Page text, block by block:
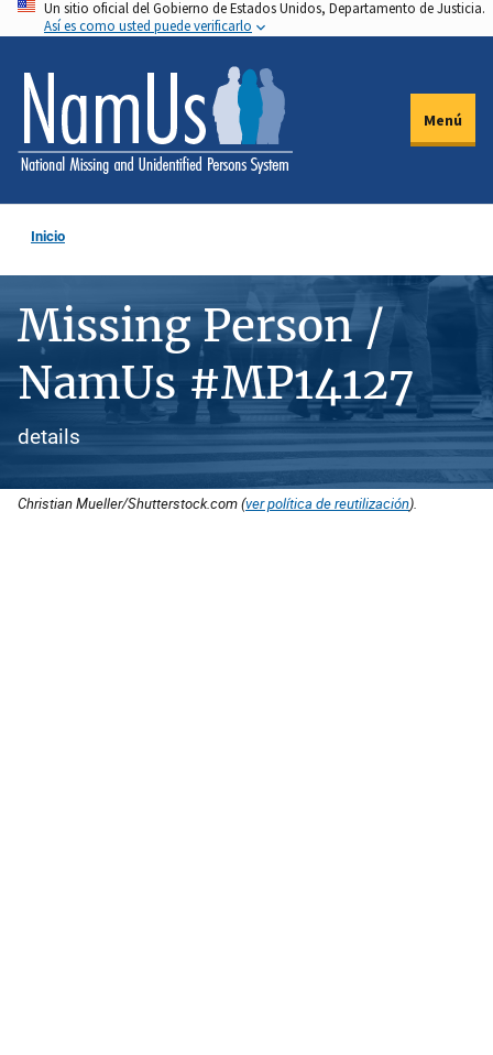
Pasar
al
contenido
principal
Un sitio oficial del Gobierno de Estados Unidos, Departamento de Justicia.
Así es como usted puede verificarlo
Menú
Inicio
Missing Person /
NamUs #MP14127
details
Christian Mueller/Shutterstock.com (ver política de reutilización).